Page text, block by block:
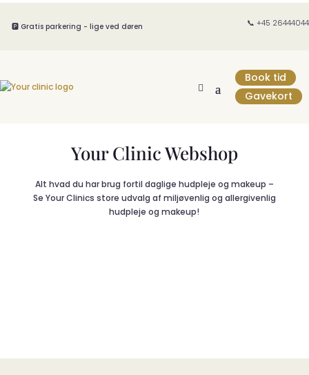
🅿️ Gratis parkering - lige ved døren 📞 +45 26444044
Book tid
Gavekort
Your Clinic Webshop
Alt hvad du har brug fortil daglige hudpleje og makeup –
Se Your Clinics store udvalg af miljøvenlig og allergivenlig
hudpleje og makeup!